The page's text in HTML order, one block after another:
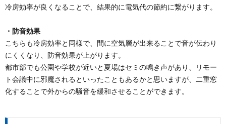
冷房効率が良くなることで、結果的に電気代の節約に繋がります。
・防音効果
こちらも冷房効率と同様で、間に空気層が出来ることで音が伝わり
にくくなり、防音効果が上がります。
都市部でも公園や学校が近いと夏場はセミの鳴き声があり、リモー
ト会議中に邪魔されるといったこともあるかと思いますが、二重窓
化することで外からの騒音を緩和させることができます。